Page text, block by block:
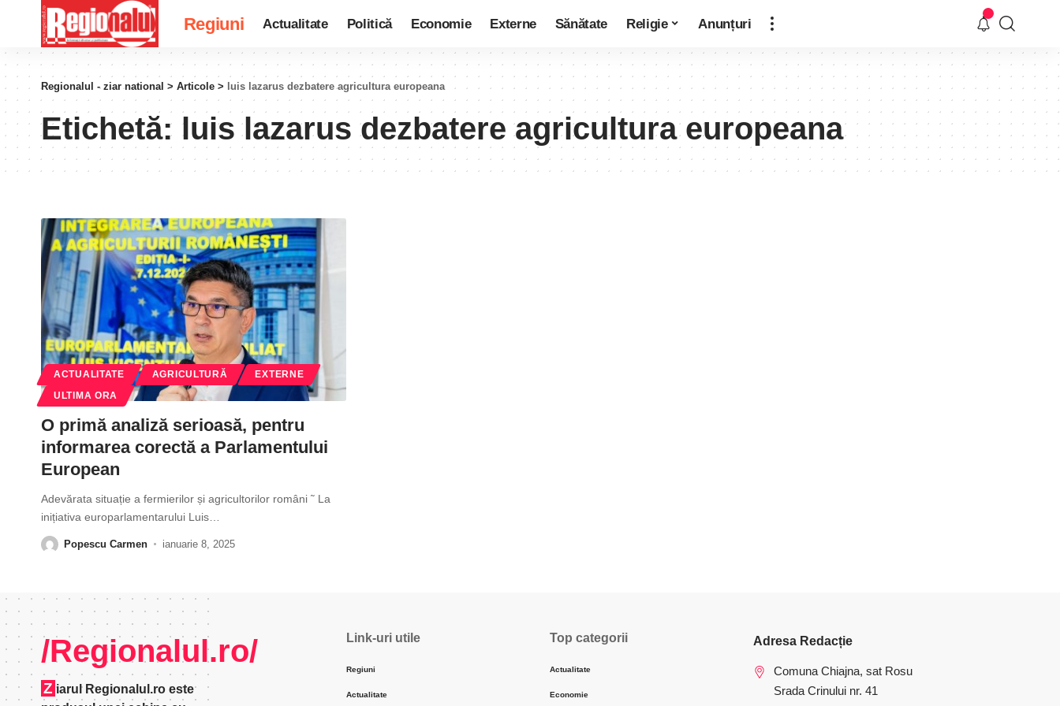
Regiuni Actualitate Politică Economie Externe Sănătate Religie Anunțuri
Regionalul - ziar national > Articole > luis lazarus dezbatere agricultura europeana
Etichetă: luis lazarus dezbatere agricultura europeana
ACTUALITATE AGRICULTURĂ EXTERNE
ULTIMA ORA
O primă analiză serioasă, pentru
informarea corectă a Parlamentului
European
Adevărata situație a fermierilor și agricultorilor români ˜ La
inițiativa europarlamentarului Luis
Popescu Carmen ianuarie 8, 2025
/Regionalul.ro/
Z iarul Regionalul.ro este
Link-uri utile
Regiuni
Actualitate
Top categorii
Actualitate
Economie
Adresa Redacție
Comuna Chiajna, sat Rosu
Srada Crinului nr. 41